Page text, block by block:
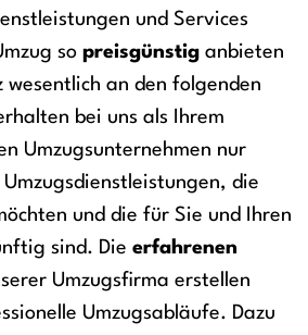
und Services
so preisgünstig anbieten
wesentlich an den folgenden
bei uns als Ihrem
Umzugsunternehmen nur
die
und die für Sie und Ihren
sind. Die erfahrenen
Umzugsfirma erstellen
Umzugsabläufe. Dazu